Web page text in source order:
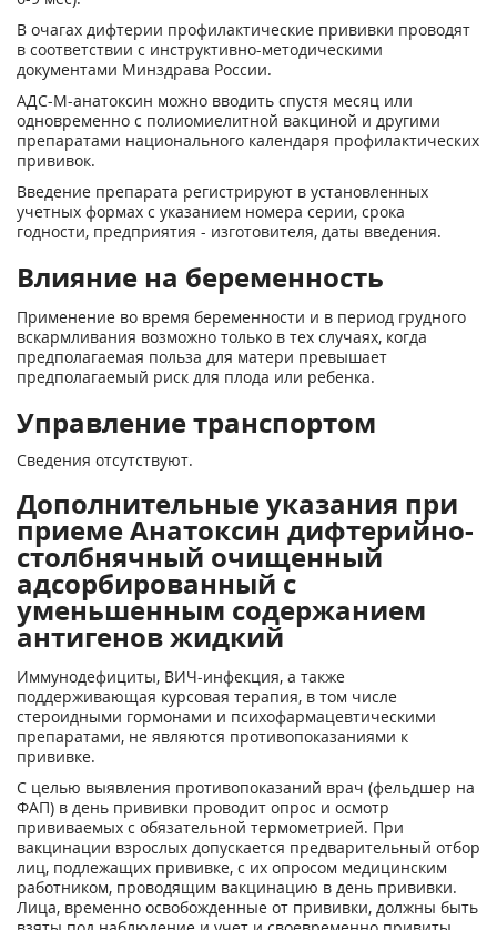
В очагах дифтерии профилактические прививки проводят
в соответствии с инструктивно-методическими
документами Минздрава России.
АДС-М-анатоксин можно вводить спустя месяц или
одновременно с полиомиелитной вакциной и другими
препаратами национального календаря профилактических
прививок.
Введение препарата регистрируют в установленных
учетных формах с указанием номера серии, срока
годности, предприятия - изготовителя, даты введения.
Влияние на беременность
Применение во время беременности и в период грудного
вскармливания возможно только в тех случаях, когда
предполагаемая польза для матери превышает
предполагаемый риск для плода или ребенка.
Управление транспортом
Сведения отсутствуют.
Дополнительные указания при
приеме Анатоксин дифтерийно-
столбнячный очищенный
адсорбированный c
уменьшенным содержанием
антигенов жидкий
Иммунодефициты, ВИЧ-инфекция, а также
поддерживающая курсовая терапия, в том числе
стероидными гормонами и психофармацевтическими
препаратами, не являются противопоказаниями к
прививке.
С целью выявления противопоказаний врач (фельдшер на
ФАП) в день прививки проводит опрос и осмотр
прививаемых с обязательной термометрией. При
вакцинации взрослых допускается предварительный отбор
лиц, подлежащих прививке, с их опросом медицинским
работником, проводящим вакцинацию в день прививки.
Лица, временно освобожденные от прививки, должны быть